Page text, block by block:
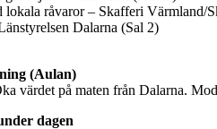
lokala råvaror – Skafferi Värmland/
Dalarna (Sal 2)
(Aulan)
värdet på maten från Dalarna.
dagen